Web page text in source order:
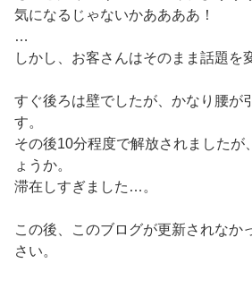
気になるじゃないかああああ！
…
しかし、お客さんはそのまま話題を
すぐ後ろは壁でしたが、かなり腰が
す。
その後10分程度で解放されましたが
ょうか。
滞在しすぎました…。
この後、このブログが更新されなか
さい。